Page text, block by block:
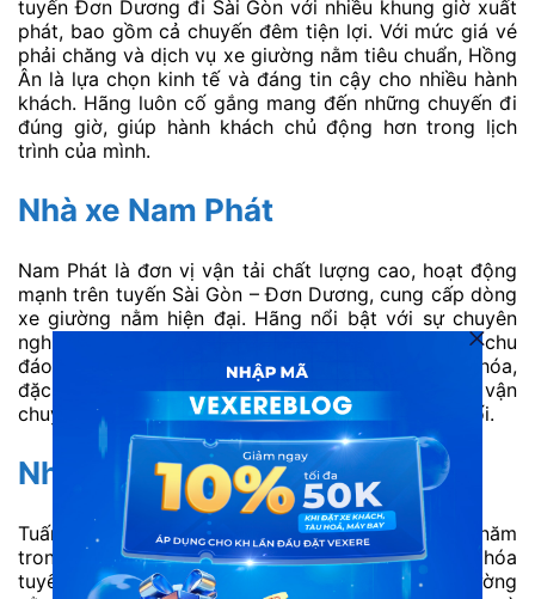
tuyến Đơn Dương đi Sài Gòn với nhiều khung giờ xuất
phát, bao gồm cả chuyến đêm tiện lợi. Với mức giá vé
phải chăng và dịch vụ xe giường nằm tiêu chuẩn, Hồng
Ân là lựa chọn kinh tế và đáng tin cậy cho nhiều hành
khách. Hãng luôn cố gắng mang đến những chuyến đi
đúng giờ, giúp hành khách chủ động hơn trong lịch
trình của mình.
Nhà xe Nam Phát
Nam Phát là đơn vị vận tải chất lượng cao, hoạt động
mạnh trên tuyến Sài Gòn – Đơn Dương, cung cấp dòng
xe giường nằm hiện đại. Hãng nổi bật với sự chuyên
nghiệp trong khâu đặt vé và phục vụ khách hàng chu
đáo. Nam Phát còn có dịch vụ vận chuyển hàng hóa,
đặc biệt được các thương lái tin dùng cho việc vận
chuyển nông sản từ Đơn Dương về các chợ đầu mối.
Nhà xe Tuấn Anh
Tuấn Anh là hãng xe khách có kinh nghiệm lâu năm
trong lĩnh vực vận chuyển hành khách và hàng hóa
tuyến Sài Gòn – Đơn Dương. Hãng cung cấp xe giường